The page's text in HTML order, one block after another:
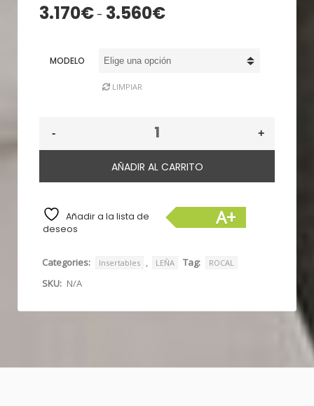
3.170€ - 3.560€Rango
desde
MODELO
LIMPIAR
AÑADIR AL CARRITO
Añadir a la lista de
deseos
A+
Categories: Insertables , LEÑA Tag: ROCAL
SKU: N/A